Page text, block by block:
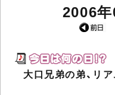
2006年
大口兄弟の弟、リ